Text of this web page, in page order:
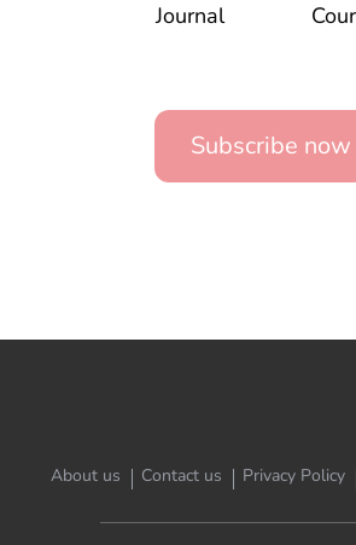
Journal
Subscribe now
About us Contact us Privacy Policy